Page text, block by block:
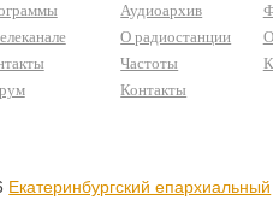
Аудиоархив
О радиостанции
Частоты
Контакты
Екатеринбургский епархиальный